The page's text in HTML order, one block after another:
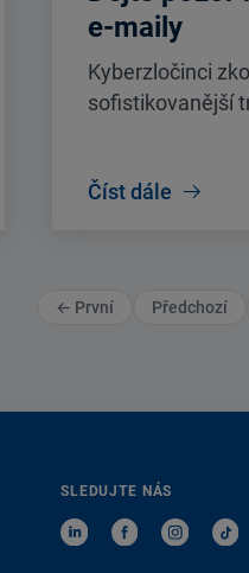
e-maily
Kyberzločinci
sofistikovanější
Číst dále
← První Předchozí
SLEDUJTE NÁS